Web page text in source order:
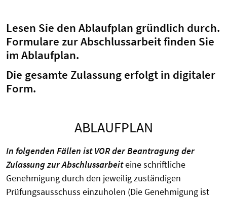
Lesen Sie den Ablaufplan gründlich durch.
Formulare zur Abschlussarbeit finden Sie
im Ablaufplan.
Die gesamte Zulassung erfolgt in digitaler
Form.
ABLAUFPLAN
In folgenden Fällen ist VOR der Beantragung der
Zulassung zur Abschlussarbeiteine schriftliche
Genehmigung durch den jeweilig zuständigen
Prüfungsausschuss einzuholen (Die Genehmigung ist